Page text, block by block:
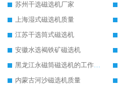
苏州干选磁选机厂家
上海湿式磁选机质量
江苏干选筒式磁选机
安徽水选褐铁矿磁选机
黑龙江永磁筒磁选机的工作原理
内蒙古河沙磁选机质量